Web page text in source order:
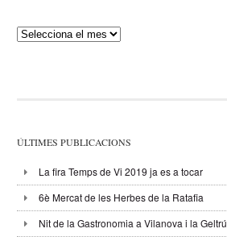
Publicacions
ÚLTIMES PUBLICACIONS
La fira Temps de Vi 2019 ja es a tocar
6è Mercat de les Herbes de la Ratafia
Nit de la Gastronomia a Vilanova i la Geltrú